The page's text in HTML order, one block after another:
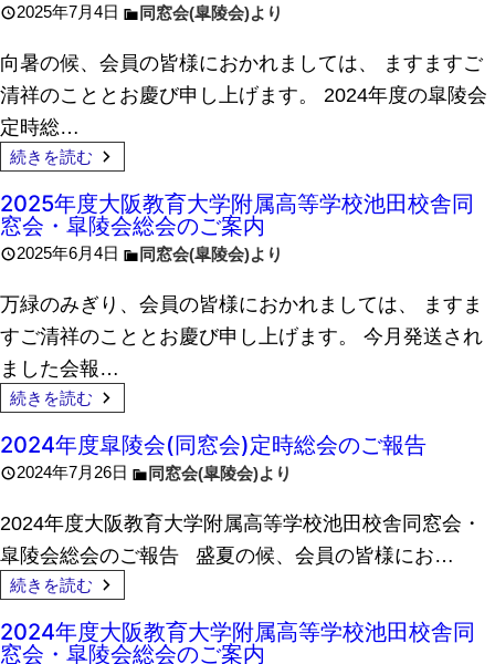
2025年7月4日 同窓会(皐陵会)より
向暑の候、会員の皆様におかれましては、 ますますご
清祥のこととお慶び申し上げます。 2024年度の皐陵会
定時総…
続きを読む
2025年度大阪教育大学附属高等学校池田校舎同
窓会・皐陵会総会のご案内
2025年6月4日 同窓会(皐陵会)より
万緑のみぎり、会員の皆様におかれましては、 ますま
すご清祥のこととお慶び申し上げます。 今月発送され
ました会報…
続きを読む
2024年度皐陵会(同窓会)定時総会のご報告
2024年7月26日 同窓会(皐陵会)より
2024年度大阪教育大学附属高等学校池田校舎同窓会・
皐陵会総会のご報告 盛夏の候、会員の皆様にお…
続きを読む
2024年度大阪教育大学附属高等学校池田校舎同
窓会・皐陵会総会のご案内